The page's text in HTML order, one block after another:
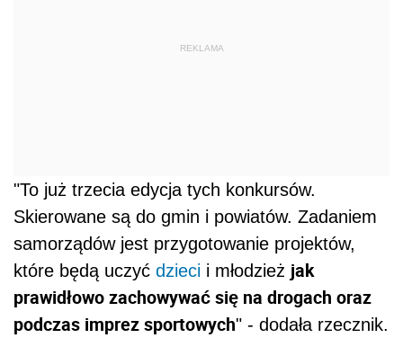
REKLAMA
"To już trzecia edycja tych konkursów.
Skierowane są do gmin i powiatów. Zadaniem
samorządów jest przygotowanie projektów,
które będą uczyć dzieci i młodzież jak
prawidłowo zachowywać się na drogach oraz
podczas imprez sportowych" - dodała rzecznik.